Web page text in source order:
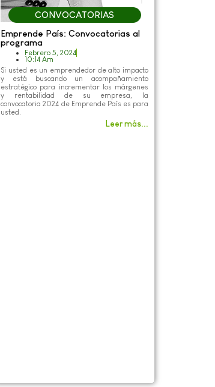
CONVOCATORIAS
Emprende País: Convocatorias al
programa
Febrero 5, 2024
10:14 Am
Si usted es un emprendedor de alto impacto
y está buscando un acompañamiento
estratégico para incrementar los márgenes
y rentabilidad de su empresa, la
convocatoria 2024 de Emprende País es para
usted.
Leer más...